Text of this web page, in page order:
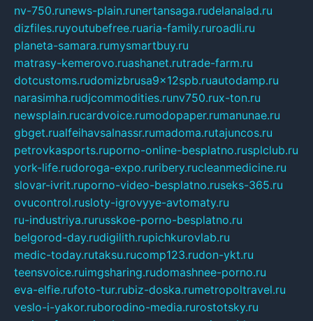
nv-750.runews-plain.runertansaga.rudelanalad.ru
dizfiles.ruyoutubefree.ruaria-family.ruroadli.ru
planeta-samara.rumysmartbuy.ru
matrasy-kemerovo.ruashanet.rutrade-farm.ru
dotcustoms.rudomizbrusa9x12spb.ruautodamp.ru
narasimha.rudjcommodities.runv750.rux-ton.ru
newsplain.rucardvoice.rumodopaper.rumanunae.ru
gbget.rualfeihavsalnassr.rumadoma.rutajuncos.ru
petrovkasports.ruporno-online-besplatno.rusplclub.ru
york-life.rudoroga-expo.ruribery.rucleanmedicine.ru
slovar-ivrit.ruporno-video-besplatno.ruseks-365.ru
ovucontrol.rusloty-igrovyye-avtomaty.ru
ru-industriya.rurusskoe-porno-besplatno.ru
belgorod-day.rudigilith.rupichkurovlab.ru
medic-today.rutaksu.rucomp123.rudon-ykt.ru
teensvoice.ruimgsharing.rudomashnee-porno.ru
eva-elfie.rufoto-tur.rubiz-doska.rumetropoltravel.ru
veslo-i-yakor.ruborodino-media.rurostotsky.ru